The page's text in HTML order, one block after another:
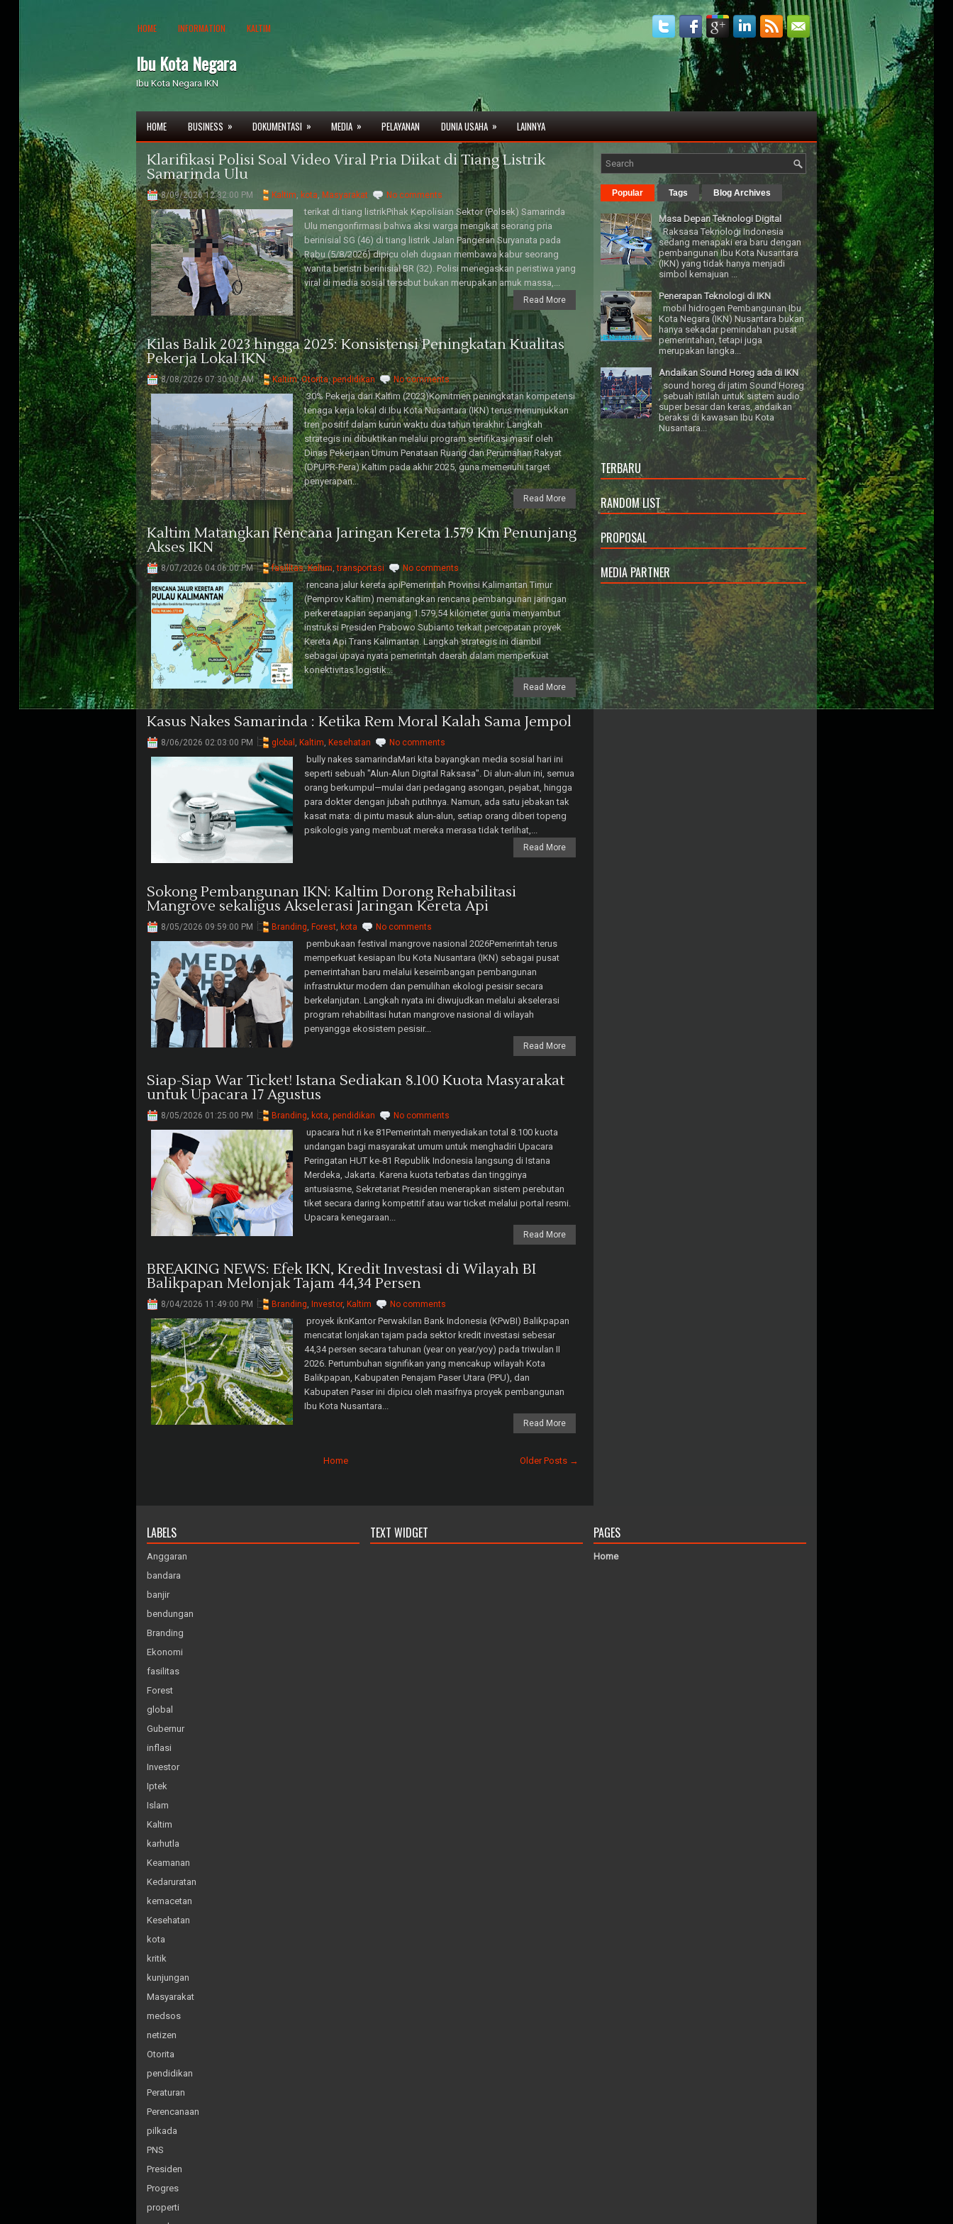
HOME INFORMATION KALTIM
Ibu Kota Negara
Ibu Kota Negara IKN
HOME BUSINESS » DOKUMENTASI » MEDIA » PELAYANAN DUNIA USAHA » LAINNYA
Klarifikasi Polisi Soal Video Viral Pria Diikat di Tiang Listrik
Samarinda Ulu
8/09/2026 12:32:00 PM Kaltim, kota, Masyarakat No comments
terikat di tiang listrikPihak Kepolisian Sektor (Polsek) Samarinda
Ulu mengonfirmasi bahwa aksi warga mengikat seorang pria
berinisial SG (46) di tiang listrik Jalan Pangeran Suryanata pada
Rabu (5/8/2026) dipicu oleh dugaan membawa kabur seorang
wanita beristri berinisial BR (32). Polisi menegaskan peristiwa yang
viral di media sosial tersebut bukan merupakan amuk massa,...
Read More
Kilas Balik 2023 hingga 2025: Konsistensi Peningkatan Kualitas
Pekerja Lokal IKN
8/08/2026 07:30:00 AM Kaltim,Otorita,pendidikan No comments
30% Pekerja dari Kaltim (2023)Komitmen peningkatan kompetensi
tenaga kerja lokal di Ibu Kota Nusantara (IKN) terus menunjukkan
tren positif dalam kurun waktu dua tahun terakhir. Langkah
strategis ini dibuktikan melalui program sertifikasi masif oleh
Dinas Pekerjaan Umum Penataan Ruang dan Perumahan Rakyat
(DPUPR-Pera) Kaltim pada akhir 2025, guna memenuhi target
penyerapan...
Read More
Kaltim Matangkan Rencana Jaringan Kereta 1.579 Km Penunjang
Akses IKN
8/07/2026 04:06:00 PM fasilitas,Kaltim,transportasi No comments
rencana jalur kereta apiPemerintah Provinsi Kalimantan Timur
(Pemprov Kaltim) mematangkan rencana pembangunan jaringan
perkeretaapian sepanjang 1.579,54 kilometer guna menyambut
instruksi Presiden Prabowo Subianto terkait percepatan proyek
Kereta Api Trans Kalimantan. Langkah strategis ini diambil
sebagai upaya nyata pemerintah daerah dalam memperkuat
konektivitas logistik...
Read More
Kasus Nakes Samarinda : Ketika Rem Moral Kalah Sama Jempol
8/06/2026 02:03:00 PM global , Kaltim, Kesehatan No comments
bully nakes samarindaMari kita bayangkan media sosial hari ini
seperti sebuah "Alun-Alun Digital Raksasa". Di alun-alun ini, semua
orang berkumpul—mulai dari pedagang asongan, pejabat, hingga
para dokter dengan jubah putihnya. Namun, ada satu jebakan tak
kasat mata: di pintu masuk alun-alun, setiap orang diberi topeng
psikologis yang membuat mereka merasa tidak terlihat,...
Read More
Sokong Pembangunan IKN: Kaltim Dorong Rehabilitasi
Mangrove sekaligus Akselerasi Jaringan Kereta Api
8/05/2026 09:59:00 PM Branding, Forest, kota No comments
pembukaan festival mangrove nasional 2026Pemerintah terus
memperkuat kesiapan Ibu Kota Nusantara (IKN) sebagai pusat
pemerintahan baru melalui keseimbangan pembangunan
infrastruktur modern dan pemulihan ekologi pesisir secara
berkelanjutan. Langkah nyata ini diwujudkan melalui akselerasi
program rehabilitasi hutan mangrove nasional di wilayah
penyangga ekosistem pesisir...
Read More
Siap-Siap War Ticket! Istana Sediakan 8.100 Kuota Masyarakat
untuk Upacara 17 Agustus
8/05/2026 01:25:00 PM Branding, kota, pendidikan No comments
upacara hut ri ke 81Pemerintah menyediakan total 8.100 kuota
undangan bagi masyarakat umum untuk menghadiri Upacara
Peringatan HUT ke-81 Republik Indonesia langsung di Istana
Merdeka, Jakarta. Karena kuota terbatas dan tingginya
antusiasme, Sekretariat Presiden menerapkan sistem perebutan
tiket secara daring kompetitif atau war ticket melalui portal resmi.
Upacara kenegaraan...
Read More
BREAKING NEWS: Efek IKN, Kredit Investasi di Wilayah BI
Balikpapan Melonjak Tajam 44,34 Persen
8/04/2026 11:49:00 PM Branding, Investor, Kaltim No comments
proyek iknKantor Perwakilan Bank Indonesia (KPwBI) Balikpapan
mencatat lonjakan tajam pada sektor kredit investasi sebesar
44,34 persen secara tahunan (year on year/yoy) pada triwulan II
2026. Pertumbuhan signifikan yang mencakup wilayah Kota
Balikpapan, Kabupaten Penajam Paser Utara (PPU), dan
Kabupaten Paser ini dipicu oleh masifnya proyek pembangunan
Ibu Kota Nusantara...
Read More
Older Posts →
Home
Popular Tags Blog Archives
Masa Depan Teknologi Digital
Raksasa Teknologi Indonesia
sedang menapaki era baru dengan
pembangunan Ibu Kota Nusantara
(IKN) yang tidak hanya menjadi
simbol kemajuan ...
Penerapan Teknologi di IKN
mobil hidrogen Pembangunan Ibu
Kota Negara (IKN) Nusantara bukan
hanya sekadar pemindahan pusat
pemerintahan, tetapi juga
merupakan langka...
Andaikan Sound Horeg ada di IKN
sound horeg di jatim Sound Horeg
, sebuah istilah untuk sistem audio
super besar dan keras, andaikan
beraksi di kawasan Ibu Kota
Nusantara...
TERBARU
RANDOM LIST
PROPOSAL
MEDIA PARTNER
LABELS
Anggaran
bandara
banjir
bendungan
Branding
Ekonomi
fasilitas
Forest
global
Gubernur
inflasi
Investor
Iptek
Islam
Kaltim
karhutla
Keamanan
Kedaruratan
kemacetan
Kesehatan
kota
kritik
kunjungan
Masyarakat
medsos
netizen
Otorita
pendidikan
Peraturan
Perencanaan
pilkada
PNS
Presiden
Progres
properti
TEXT WIDGET PAGES
Home